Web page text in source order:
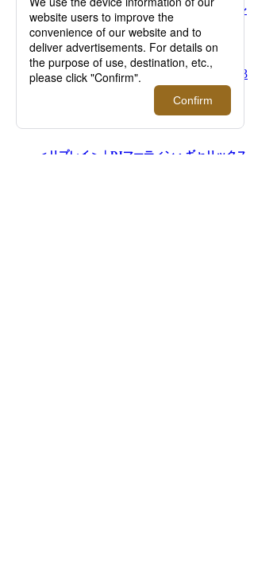
＜ジョン スメドレー＞サマープロモーション
を開催！【伊勢丹新宿店】
＜リプレイ＞｜DJマーティン・ギャリックス